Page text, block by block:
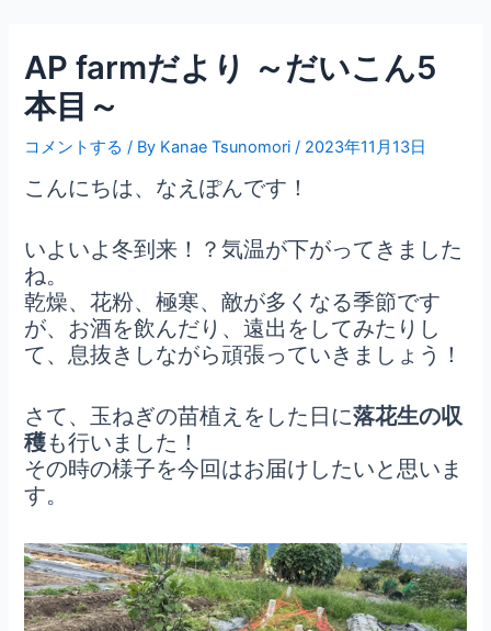
AP farmだより ～だいこん5
本目～
コメントする / By Kanae Tsunomori/ 2023年11月13日
こんにちは、なえぽんです！
いよいよ冬到来！？気温が下がってきました
ね。
乾燥、花粉、極寒、敵が多くなる季節です
が、お酒を飲んだり、遠出をしてみたりし
て、息抜きしながら頑張っていきましょう！
さて、玉ねぎの苗植えをした日に落花生の収
穫も行いました！
その時の様子を今回はお届けしたいと思いま
す。